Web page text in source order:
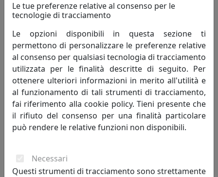
che ci hanno permesso di crescere e migliorarci.
Forti di questa lunga esperienza, abbiamo creato il
marchio VES.
La costante ricerca nel campo del design e delle
tecnologie ci ha portato a sperimentare l’utilizzo del
Krion® K-LIFE, un materiale innovativo dalle proprietà
benefiche. Da questo fortunato incontro è nata la
Collezione KLIN: orologi da parete, lampade da tavolo,
taglieri da cucina e servizi da caffè, oggetti che
Le tue preferenze relative al consenso per le
tecnologie di tracciamento
Le opzioni disponibili in questa sezione ti
permettono di personalizzare le preferenze relative
al consenso per qualsiasi tecnologia di tracciamento
utilizzata per le finalità descritte di seguito. Per
ottenere ulteriori informazioni in merito all'utilità e
al funzionamento di tali strumenti di tracciamento,
fai riferimento alla cookie policy. Tieni presente che
il rifiuto del consenso per una finalità particolare
può rendere le relative funzioni non disponibili.
Necessari
Questi strumenti di tracciamento sono strettamente